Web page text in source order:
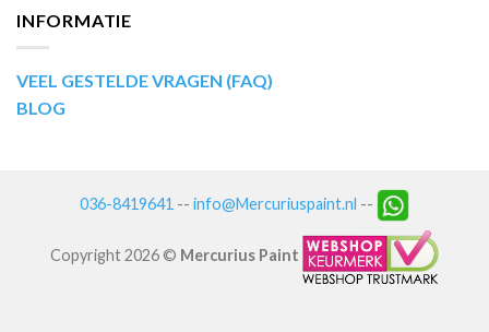
INFORMATIE
VEEL GESTELDE VRAGEN (FAQ)
BLOG
036-8419641 -- info@Mercuriuspaint.nl --
Copyright 2026 © Mercurius Paint